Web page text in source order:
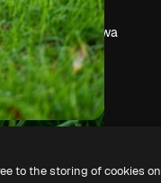
treści
Sala prasowa
Szukasz
magnific.ai
to the storing of cookies